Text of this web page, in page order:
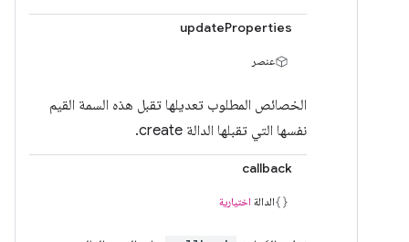
updateProperties
عنصر
الخصائص المطلوب تعديلها تقبل هذه السمة القيم
نفسها التي تقبلها الدالة create.
callback
الدالة اختيارية